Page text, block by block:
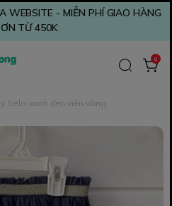
WEBSITE - MIỄN PHÍ GIAO HÀNG
TỪ 450K
0
Sela xanh đen viền vàng